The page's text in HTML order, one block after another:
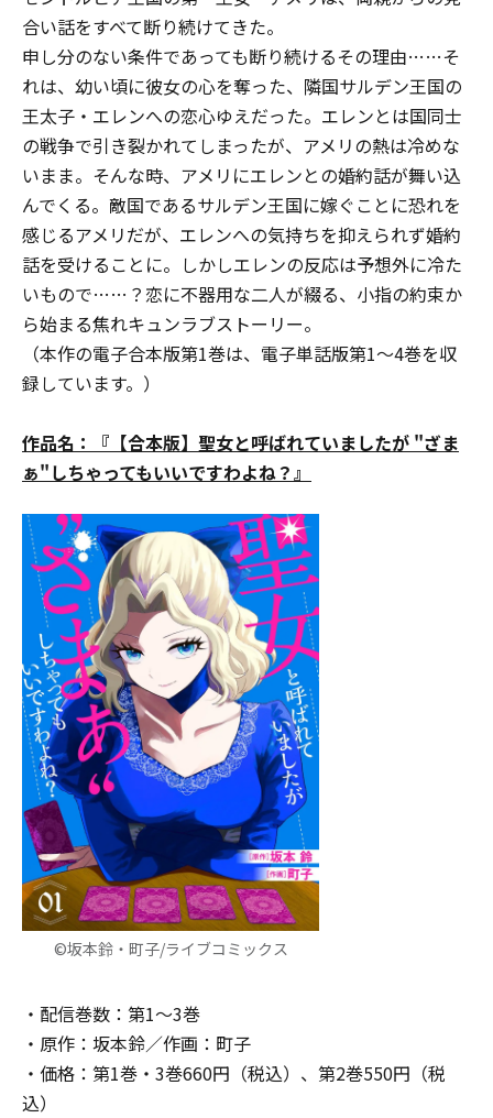
合い話をすべて断り続けてきた。
申し分のない条件であっても断り続けるその理由……そ
れは、幼い頃に彼女の心を奪った、隣国サルデン王国の
王太子・エレンへの恋心ゆえだった。エレンとは国同士
の戦争で引き裂かれてしまったが、アメリの熱は冷めな
いまま――。そんな時、アメリにエレンとの婚約話が舞い込
んでくる。敵国であるサルデン王国に嫁ぐことに恐れを
感じるアメリだが、エレンへの気持ちを抑えられず婚約
話を受けることに。しかしエレンの反応は予想外に冷た
いもので……？恋に不器用な二人が綴る、小指の約束か
ら始まる焦れキュンラブストーリー。
（本作の電子合本版第1巻は、電子単話版第1～4巻を収
録しています。）
作品名：『【合本版】聖女と呼ばれていましたが "ざま
ぁ"しちゃってもいいですわよね？』
©坂本鈴・町子/ライブコミックス
・配信巻数：第1～3巻
・原作：坂本鈴／作画：町子
・価格：第1巻・3巻660円（税込）、第2巻550円（税
込）